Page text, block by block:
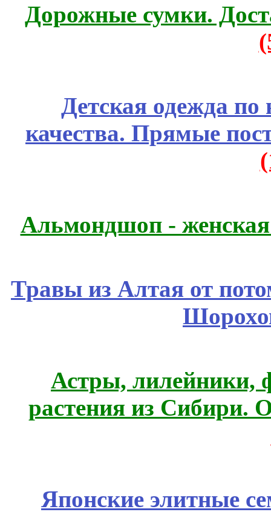
Дорожные сумки.
Детская одежда
качества. Прямые
Альмондшоп -
Травы из Алтая от
Астры, лилейники,
растения из Сибири.
Японские элитные